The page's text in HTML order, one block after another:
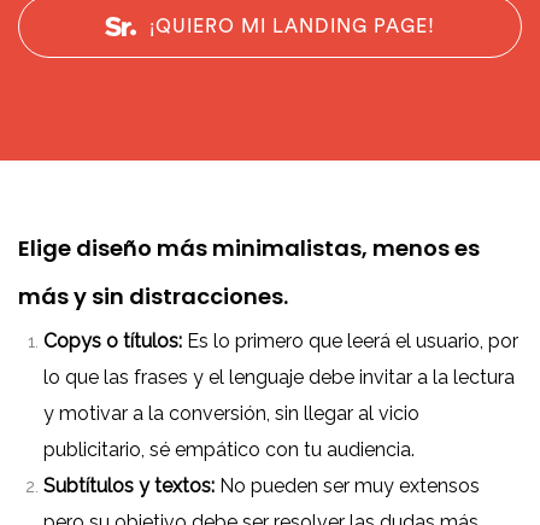
¡QUIERO MI LANDING PAGE!
Elige diseño más minimalistas, menos es
más y sin distracciones.
Copys o títulos: Es lo primero que leerá el usuario, por
lo que las frases y el lenguaje debe invitar a la lectura
y motivar a la conversión, sin llegar al vicio
publicitario, sé empático con tu audiencia.
Subtítulos y textos: No pueden ser muy extensos